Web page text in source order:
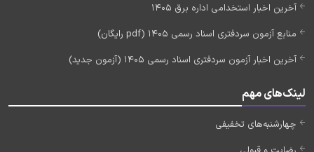
آخرین اخبار استخدامی اداره برق 1405
منابع آزمون سردفتری اسناد رسمی 1405 (pdf رایگان)
آخرین اخبار آزمون سردفتری اسناد رسمی 1405 (آزمون جدید)
لینک‌های مهم
چهارشنبه‌های تخفیفی